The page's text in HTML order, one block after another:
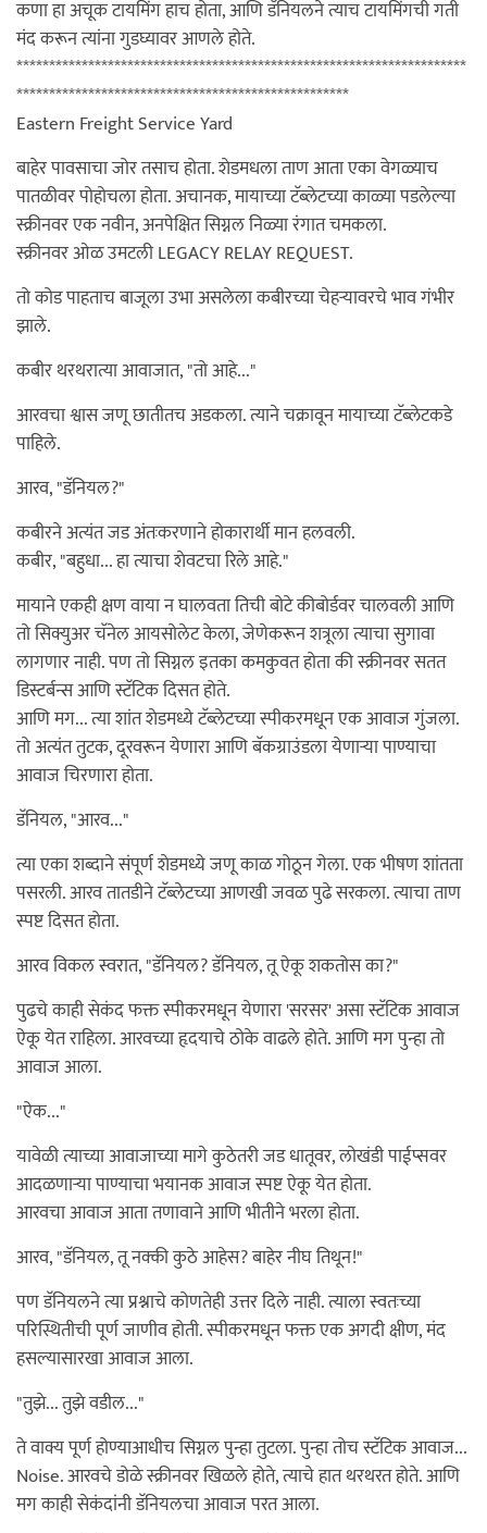
कणा हा अचूक टायमिंग हाच होता, आणि डॅनियलने त्याच टायमिंगची गती
मंद करून त्यांना गुडघ्यावर आणले होते.
*********************************************************************
***************************************************
Eastern Freight Service Yard
बाहेर पावसाचा जोर तसाच होता. शेडमधला ताण आता एका वेगळ्याच
पातळीवर पोहोचला होता. अचानक, मायाच्या टॅब्लेटच्या काळ्या पडलेल्या
स्क्रीनवर एक नवीन, अनपेक्षित सिग्नल निळ्या रंगात चमकला.
स्क्रीनवर ओळ उमटली LEGACY RELAY REQUEST.
तो कोड पाहताच बाजूला उभा असलेला कबीरच्या चेहऱ्यावरचे भाव गंभीर
झाले.
कबीर थरथरात्या आवाजात, "तो आहे..."
आरवचा श्वास जणू छातीतच अडकला. त्याने चक्रावून मायाच्या टॅब्लेटकडे
पाहिले.
आरव, "डॅनियल?"
कबीरने अत्यंत जड अंतःकरणाने होकारार्थी मान हलवली.
कबीर, "बहुधा... हा त्याचा शेवटचा रिले आहे."
मायाने एकही क्षण वाया न घालवता तिची बोटे कीबोर्डवर चालवली आणि
तो सिक्युअर चॅनेल आयसोलेट केला, जेणेकरून शत्रूला त्याचा सुगावा
लागणार नाही. पण तो सिग्नल इतका कमकुवत होता की स्क्रीनवर सतत
डिस्टर्बन्स आणि स्टॅटिक दिसत होते.
आणि मग... त्या शांत शेडमध्ये टॅब्लेटच्या स्पीकरमधून एक आवाज गुंजला.
तो अत्यंत तुटक, दूरवरून येणारा आणि बॅकग्राउंडला येणाऱ्या पाण्याचा
आवाज चिरणारा होता.
डॅनियल, "आरव..."
त्या एका शब्दाने संपूर्ण शेडमध्ये जणू काळ गोठून गेला. एक भीषण शांतता
पसरली. आरव तातडीने टॅब्लेटच्या आणखी जवळ पुढे सरकला. त्याचा ताण
स्पष्ट दिसत होता.
आरव विकल स्वरात, "डॅनियल? डॅनियल, तू ऐकू शकतोस का?"
पुढचे काही सेकंद फक्त स्पीकरमधून येणारा 'सरसर' असा स्टॅटिक आवाज
ऐकू येत राहिला. आरवच्या हृदयाचे ठोके वाढले होते. आणि मग पुन्हा तो
आवाज आला.
"ऐक..."
यावेळी त्याच्या आवाजाच्या मागे कुठेतरी जड धातूवर, लोखंडी पाईप्सवर
आदळणाऱ्या पाण्याचा भयानक आवाज स्पष्ट ऐकू येत होता.
आरवचा आवाज आता तणावाने आणि भीतीने भरला होता.
आरव, "डॅनियल, तू नक्की कुठे आहेस? बाहेर नीघ तिथून!"
पण डॅनियलने त्या प्रश्नाचे कोणतेही उत्तर दिले नाही. त्याला स्वतःच्या
परिस्थितीची पूर्ण जाणीव होती. स्पीकरमधून फक्त एक अगदी क्षीण, मंद
हसल्यासारखा आवाज आला.
"तुझे... तुझे वडील..."
ते वाक्य पूर्ण होण्याआधीच सिग्नल पुन्हा तुटला. पुन्हा तोच स्टॅटिक आवाज...
Noise. आरवचे डोळे स्क्रीनवर खिळले होते, त्याचे हात थरथरत होते. आणि
मग काही सेकंदांनी डॅनियलचा आवाज परत आला.